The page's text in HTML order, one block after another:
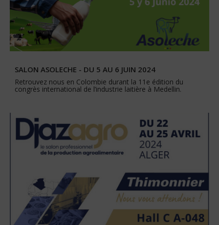
SALON ASOLECHE - DU 5 AU 6 JUIN 2024
Retrouvez nous en Colombie durant la 11e édition du
congrès international de l’industrie laitière à Medellin.